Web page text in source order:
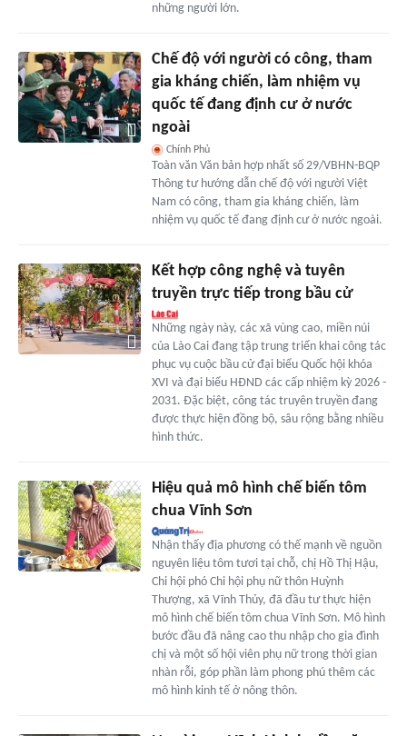
những người lớn.
Chế độ với người có công, tham
gia kháng chiến, làm nhiệm vụ
quốc tế đang định cư ở nước
ngoài
Chính Phủ
Toàn văn Văn bản hợp nhất số 29/VBHN-BQP
Thông tư hướng dẫn chế độ với người Việt
Nam có công, tham gia kháng chiến, làm
nhiệm vụ quốc tế đang định cư ở nước ngoài.
Kết hợp công nghệ và tuyên
truyền trực tiếp trong bầu cử
Những ngày này, các xã vùng cao, miền núi
của Lào Cai đang tập trung triển khai công tác
phục vụ cuộc bầu cử đại biểu Quốc hội khóa
XVI và đại biểu HĐND các cấp nhiệm kỳ 2026 -
2031. Đặc biệt, công tác truyên truyền đang
được thực hiện đồng bộ, sâu rộng bằng nhiều
hình thức.
Hiệu quả mô hình chế biến tôm
chua Vĩnh Sơn
Nhận thấy địa phương có thế mạnh về nguồn
nguyên liệu tôm tươi tại chỗ, chị Hồ Thị Hậu,
Chi hội phó Chi hội phụ nữ thôn Huỳnh
Thượng, xã Vĩnh Thủy, đã đầu tư thực hiện
mô hình chế biến tôm chua Vĩnh Sơn. Mô hình
bước đầu đã nâng cao thu nhập cho gia đình
chị và một số hội viên phụ nữ trong thời gian
nhàn rỗi, góp phần làm phong phú thêm các
mô hình kinh tế ở nông thôn.